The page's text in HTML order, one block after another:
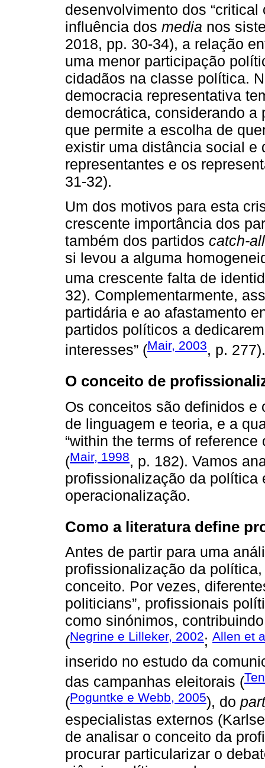
desenvolvimento dos “critical
influência dos media nos
2018, pp. 30-34), a relação
uma menor participação
cidadãos na classe política.
democracia representativa
democrática, considerando
que permite a escolha de
existir uma distância social e
representantes e os
31-32).
Um dos motivos para esta
crescente importância dos
também dos partidos catch-all
si levou a alguma
uma crescente falta de
32). Complementarmente,
partidária e ao afastamento
partidos políticos a
interesses” (Mair, 2003, p. 277).
O conceito de
Os conceitos são definidos
de linguagem e teoria, e a
“within the terms of
(Mair, 1998, p. 182). Vamos
profissionalização da política
operacionalização.
Como a literatura define
Antes de partir para uma
profissionalização da
conceito. Por vezes,
politicians”, profissionais
como sinónimos,
(Negrine e Lilleker, 2002; Allen et
inserido no estudo da
das campanhas eleitorais (
(Poguntke e Webb, 2005), do
especialistas externos
de analisar o conceito da
procurar particularizar o